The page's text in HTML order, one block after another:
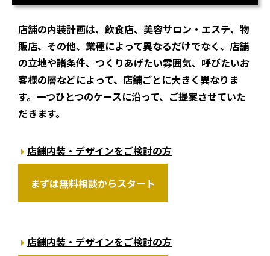
店舗の内装計画は、飲食店、美容サロン・エステ、物
販店、その他、業種によって異なるだけでなく、店舗
の立地や諸条件、つくりあげたい雰囲気、呼びたいお
客様の層などによって、店舗ごとに大きく異なりま
す。一つひとつのケースに沿って、ご提案させていた
だきます。
店舗内装・デザインをご検討の方
まずは無料相談からスタート
店舗内装・デザインをご検討の方